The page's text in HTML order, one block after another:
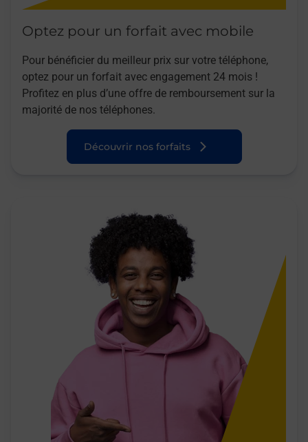
Optez pour un forfait avec mobile
Pour bénéficier du meilleur prix sur votre téléphone,
optez pour un forfait avec engagement 24 mois !
Profitez en plus d’une offre de remboursement sur la
majorité de nos téléphones.
Découvrir nos forfaits